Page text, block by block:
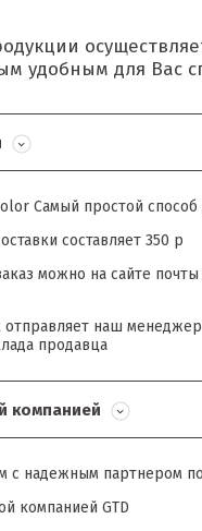
удобным для Вас
Самый простой способ
составляет 350 р
можно на сайте
наш менеджер
продавца
компанией
с надежным партнером
компанией GTD